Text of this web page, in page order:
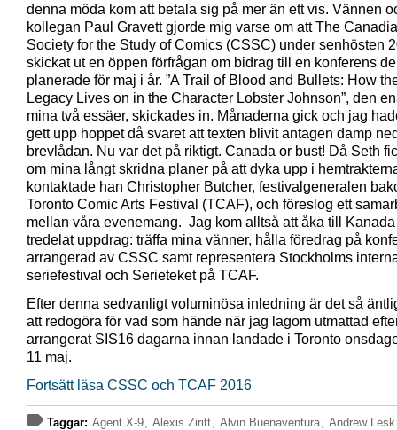
denna möda kom att betala sig på mer än ett vis. Vännen
kollegan Paul Gravett gjorde mig varse om att The
Society for the Study of Comics (CSSC) under senhösten
skickat ut en öppen förfrågan om bidrag till en konferens de
planerade för maj i år. ”A Trail of Blood and Bullets: How
Legacy Lives on in the Character Lobster Johnson”, den
mina två essäer, skickades in. Månaderna gick och jag
gett upp hoppet då svaret att texten blivit antagen damp
brevlådan. Nu var det på riktigt. Canada or bust! Då Seth
om mina långt skridna planer på att dyka upp i
kontaktade han Christopher Butcher, festivalgeneralen
Toronto Comic Arts Festival (TCAF), och föreslog ett
mellan våra evenemang. Jag kom alltså att åka till
tredelat uppdrag: träffa mina vänner, hålla föredrag på
arrangerad av CSSC samt representera Stockholms
seriefestival och Serieteket på TCAF.
Efter denna sedvanligt voluminösa inledning är det så
att redogöra för vad som hände när jag lagom utmattad
arrangerat SIS16 dagarna innan landade i Toronto
11 maj.
Fortsätt läsa CSSC och TCAF 2016
Taggar: Agent X-9, Alexis Ziritt, Alvin Buenaventura, Andrew Lesk